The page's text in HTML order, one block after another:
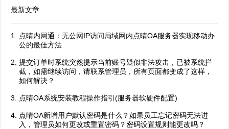
最新文章
点晴内网通：无公网IP访问局域网内点晴OA服务器实现移动办
公的最佳方法
提交订单时系统突然提示当前账号疑似非法攻击，已被系统拦
截，如需继续访问，请联系管理员，所有页面都变成了这样，
如何解决？
点晴OA系统安装教程操作指引(服务器软硬件配置)
点晴OA新增用户默认密码是什么？如果员工忘记密码无法进
入，管理员如何更改或重置密码？密码设置规则能更改吗？